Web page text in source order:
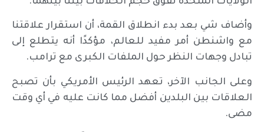
وأضاف شي بعد بدء انطلاق القمة، أن استقرار علاقتنا
مع واشنطن أمر مفيد للعالم، مؤكدًا أنه يتطلع إلى
تبادل وجهات النظر حول الملفات الكبرى مع ترامب.
وعلى الجانب الآخر، تعهد الرئيس الأمريكي بأن تصبح
العلاقات بين البلدين أفضل مما كانت عليه في أي وقت
مضى.